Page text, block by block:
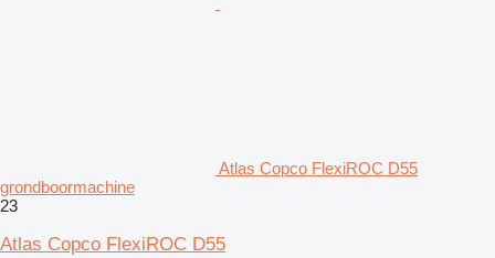
Atlas Copco FlexiROC D55
grondboormachine
23
Atlas Copco FlexiROC D55